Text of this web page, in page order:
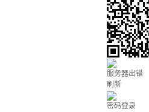
服务器出错
刷新
密码登录